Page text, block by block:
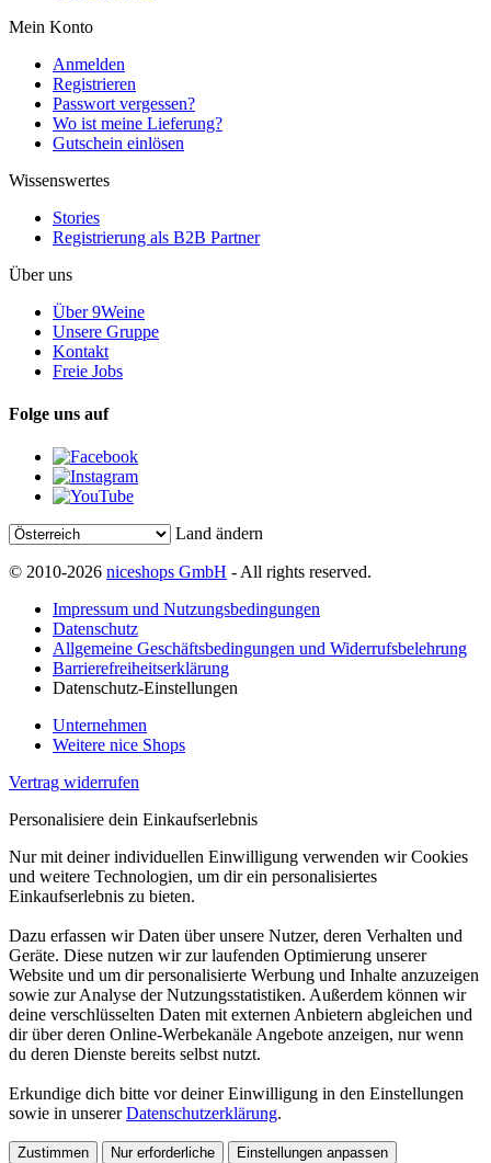
Mein Konto
Anmelden
Registrieren
Passwort vergessen?
Wo ist meine Lieferung?
Gutschein einlösen
Wissenswertes
Stories
Registrierung als B2B Partner
Über uns
Über 9Weine
Unsere Gruppe
Kontakt
Freie Jobs
Folge uns auf
Land ändern
© 2010-2026 niceshops GmbH - All rights reserved.
Impressum und Nutzungsbedingungen
Datenschutz
Allgemeine Geschäftsbedingungen und Widerrufsbelehrung
Barrierefreiheitserklärung
Datenschutz-Einstellungen
Unternehmen
Weitere nice Shops
Vertrag widerrufen
Personalisiere dein Einkaufserlebnis
Nur mit deiner individuellen Einwilligung verwenden wir Cookies
und weitere Technologien, um dir ein personalisiertes
Einkaufserlebnis zu bieten.
Dazu erfassen wir Daten über unsere Nutzer, deren Verhalten und
Geräte. Diese nutzen wir zur laufenden Optimierung unserer
Website und um dir personalisierte Werbung und Inhalte anzuzeigen
sowie zur Analyse der Nutzungsstatistiken. Außerdem können wir
deine verschlüsselten Daten mit externen Anbietern abgleichen und
dir über deren Online-Werbekanäle Angebote anzeigen, nur wenn
du deren Dienste bereits selbst nutzt.
Erkundige dich bitte vor deiner Einwilligung in den Einstellungen
sowie in unsererDatenschutzerklärung.
Zustimmen Nur erforderliche Einstellungen anpassen